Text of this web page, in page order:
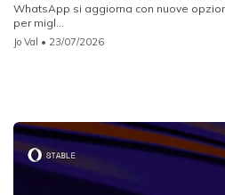
WhatsApp si aggiorna con nuove
per migl...
Jo Val • 23/07/2026